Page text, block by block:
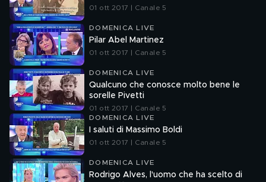
01 ott 2017 | Canale 5
DOMENICA LIVE
Pilar Abel Martinez
01 ott 2017 | Canale 5
DOMENICA LIVE
Qualcuno che conosce molto bene le
sorelle Pivetti
01 ott 2017 | Canale 5
DOMENICA LIVE
I saluti di Massimo Boldi
01 ott 2017 | Canale 5
DOMENICA LIVE
Rodrigo Alves, l'uomo che ha scelto di